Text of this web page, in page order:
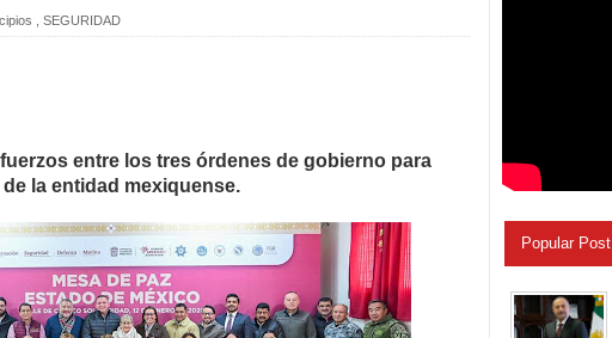
SEGURIDAD
entre los tres órdenes de gobierno para
la entidad mexiquense.
Popular Post